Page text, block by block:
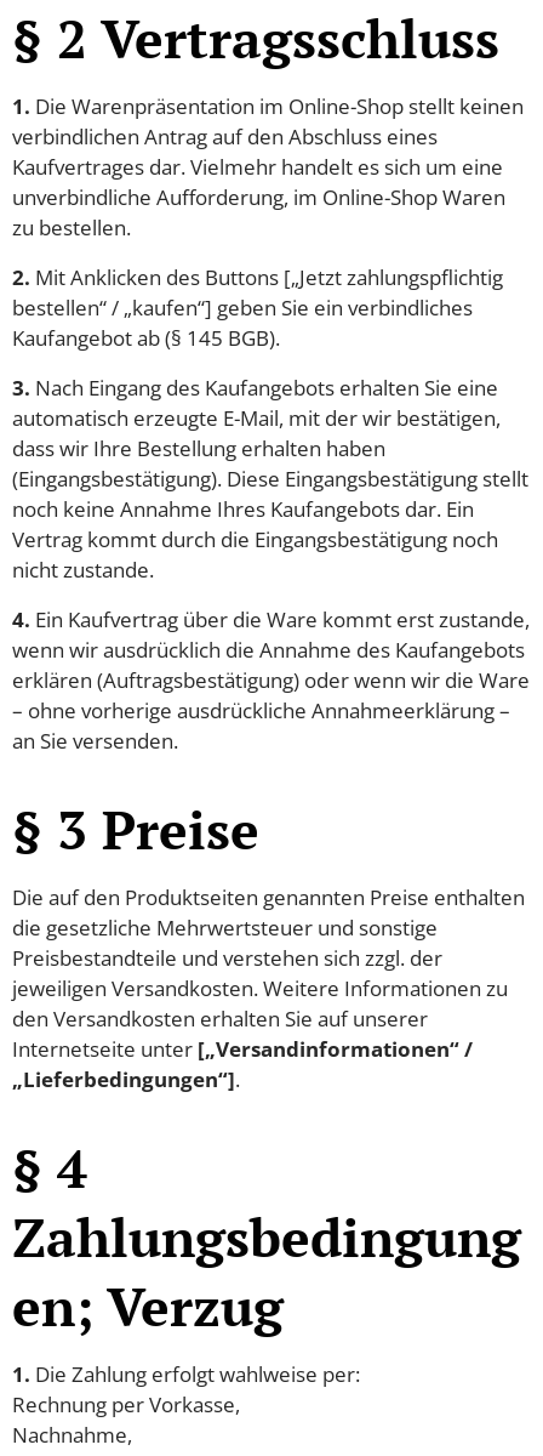
§ 2 Vertragsschluss
1. Die Warenpräsentation im Online-Shop stellt keinen
verbindlichen Antrag auf den Abschluss eines
Kaufvertrages dar. Vielmehr handelt es sich um eine
unverbindliche Aufforderung, im Online-Shop Waren
zu bestellen.
2. Mit Anklicken des Buttons [„Jetzt zahlungspflichtig
bestellen“ / „kaufen“] geben Sie ein verbindliches
Kaufangebot ab (§ 145 BGB).
3. Nach Eingang des Kaufangebots erhalten Sie eine
automatisch erzeugte E-Mail, mit der wir bestätigen,
dass wir Ihre Bestellung erhalten haben
(Eingangsbestätigung). Diese Eingangsbestätigung stellt
noch keine Annahme Ihres Kaufangebots dar. Ein
Vertrag kommt durch die Eingangsbestätigung noch
nicht zustande.
4. Ein Kaufvertrag über die Ware kommt erst zustande,
wenn wir ausdrücklich die Annahme des Kaufangebots
erklären (Auftragsbestätigung) oder wenn wir die Ware
– ohne vorherige ausdrückliche Annahmeerklärung –
an Sie versenden.
§ 3 Preise
Die auf den Produktseiten genannten Preise enthalten
die gesetzliche Mehrwertsteuer und sonstige
Preisbestandteile und verstehen sich zzgl. der
jeweiligen Versandkosten. Weitere Informationen zu
den Versandkosten erhalten Sie auf unserer
Internetseite unter [„Versandinformationen“ /
„Lieferbedingungen“].
§ 4
Zahlungsbedingung
en; Verzug
1. Die Zahlung erfolgt wahlweise per:
Rechnung per Vorkasse,
Nachnahme,